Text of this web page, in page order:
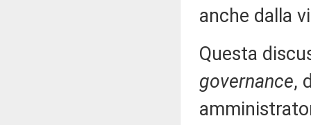
anche dalla
Questa
governance,